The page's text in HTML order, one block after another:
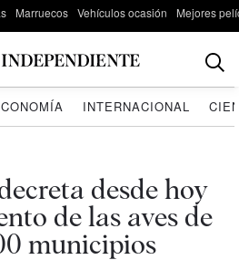
Marruecos Vehículos ocasión Mejores
INTERNACIONAL
desde hoy
de las aves de
municipios